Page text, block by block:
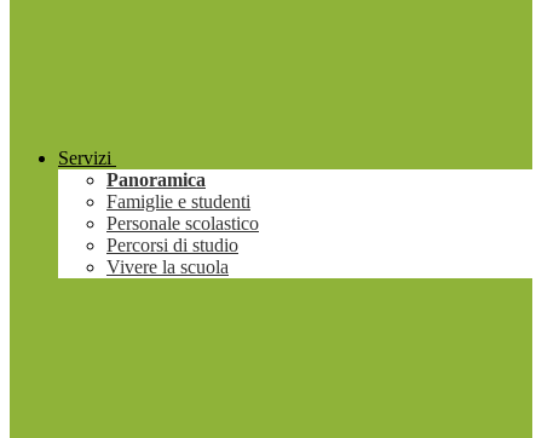
Servizi
Panoramica
Famiglie e studenti
Personale scolastico
Percorsi di studio
Vivere la scuola